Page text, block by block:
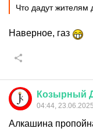
Что дадут жителям
Наверное, газ
Козырный
04:44, 23.06.2025
Алкашина